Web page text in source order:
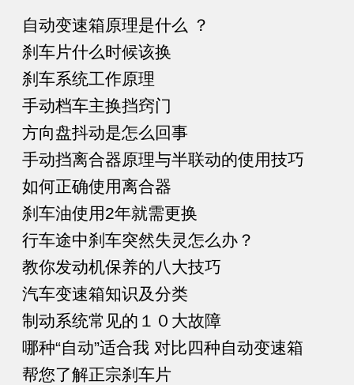
自动变速箱原理是什么 ？
刹车片什么时候该换
刹车系统工作原理
手动档车主换挡窍门
方向盘抖动是怎么回事
手动挡离合器原理与半联动的使用技巧
如何正确使用离合器
刹车油使用2年就需更换
行车途中刹车突然失灵怎么办？
教你发动机保养的八大技巧
汽车变速箱知识及分类
制动系统常见的１０大故障
哪种“自动”适合我 对比四种自动变速箱
帮您了解正宗刹车片